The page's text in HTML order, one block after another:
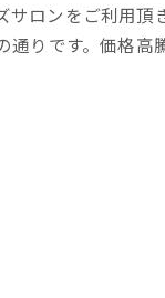
ロンをご利用頂
通りです。価格